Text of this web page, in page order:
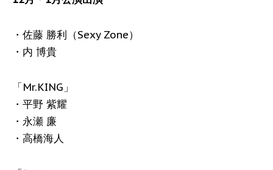
・佐藤 勝利（Sexy Zone）
・内 博貴
「Mr.KING」
・平野 紫耀
・永瀬 廉
・高橋海人